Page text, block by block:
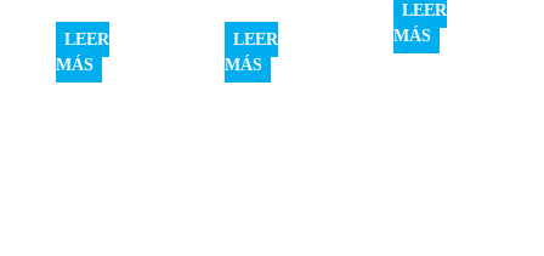
LEER
MÁS
LEER
MÁS
LEER
MÁS